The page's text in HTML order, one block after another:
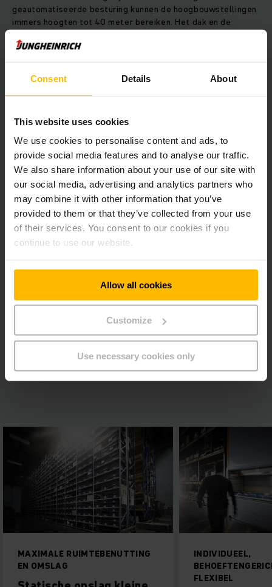
Consent Details About
This website uses cookies
We use cookies to personalise content and ads, to
provide social media features and to analyse our traffic.
We also share information about your use of our site with
our social media, advertising and analytics partners who
may combine it with other information that you’ve
provided to them or that they’ve collected from your use
of their services. You consent to our cookies if you
continue to use our website.
Allow all cookies
Customize
Use necessary cookies only
geautomatiseerde besturing kunnen de hoogbouwstellingen
immers hoogten tot 40 meter bereiken. Het dak en de
stellingen bevestigd.
Palletstellingen voor FIFO en LIFO
first-out (FIFO) methode beheert, dan kunnen
inrijstellingen/doorrijstellingen de oplossing zijn. Of
misschien maakt u gebruik van de last-in-first-out (LIFO)
methode? In dat geval hebben we push-back stellingen met
aan elkaar gekoppelde stellingen - palletstellingen met een
hellingshoek van 3% tot 5%.
pallettenopslag?
Vul onderstaand contactformulier in en wij helpen u graag
CONTACT OPNEMEN
MAXIMALE RUIMTEBENUTTING
EN OMSLAG
INDIVIDUEEL,
FLEXIBEL